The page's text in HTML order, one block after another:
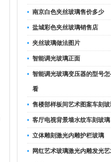
南京白色夹丝玻璃售价多少
盐城彩色夹丝玻璃销售店
夹丝玻璃做法图片
智能调光玻璃正面
智能调光玻璃变压器的型号
看
售楼部样板间艺术图案车刻
客厅电视背景墙水纹车刻玻璃
立体雕刻激光内雕护栏玻璃
网红艺术玻璃激光内雕发光